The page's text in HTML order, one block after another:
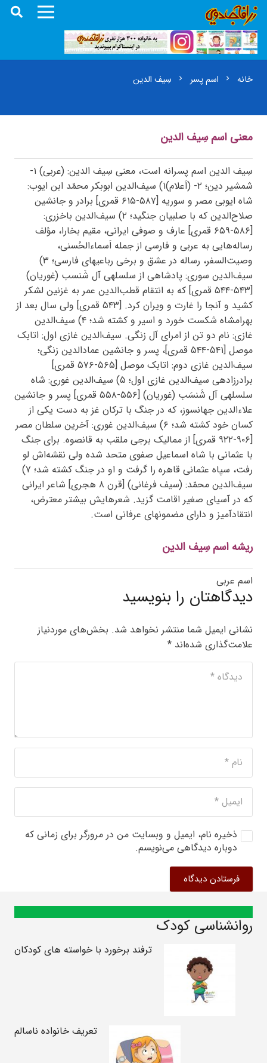
خانه chevron_right اسم پسر chevron_right سِیف الدین
معنی اسم سِیف الدین
سِیف الدین اسم پسرانه است، معنی سِیف الدین: (عربی) ۱-
شمشیر دین؛ ۲- (اَعلام)۱) سیف‌الدین ابوبکر محمّد ابن ایوب:
شاه ایوبی مصر و سوریه [۵۸۷-۶۱۵ قمری] برادر و جانشین
صلاح‌الدین که با صلبیان جنگید؛ ۲) سیف‌الدین باخزری:
[۵۸۶-۶۵۹ قمری] عارف و صوفی ایرانی، مقیم بخارا، مؤلف
رساله‌هایی به عربی و فارسی از جمله اَسماءالحُسنی،
وصیت‌السفر، رساله در عشق و برخی رباعیهای فارسی؛ ۳)
سیف‌الدین سوری: پادشاهی از سلسلهی آل شَنسب (غوریان)
[۵۴۳-۵۴۴ قمری] که به انتقام قطب‌الدین عمر به غزنین لشکر
کشید و آنجا را غارت و ویران کرد. [۵۴۳ قمری] ولی سال بعد از
بهرامشاه شکست خورد و اسیر و کشته شد؛ ۴) سیف‌الدین
غازی: نام دو تن از امرای آل زنگی. سیف‌الدین غازی اول: اتابک
موصل [۵۴۱-۵۴۴ قمری]، پسر و جانشین عمادالدین زنگی؛
سیف‌الدین غازی دوم: اتابک موصل [۵۶۵-۵۷۶ قمری]
برادرزادهی سیف‌الدین غازی اول؛ ۵) سیف‌الدین غوری: شاه
سلسلهی آل شَنسَب (غوریان) [۵۵۶-۵۵۸ قمری] پسر و جانشین
علاءالدین جهانسوز، که در جنگ با ترکان غز به دست یکی از
کسان خود کشته شد؛ ۶) سیف‌الدین غوری: آخرین سلطان مصر
[۹۰۶-۹۲۲ قمری] از ممالیک برجی ملقب به قانصوه. برای جنگ
با عثمانی با شاه اسماعیل صفوی متحد شده ولی نقشه‌اش لو
رفت، سپاه عثمانی قاهره را گرفت و او در جنگ کشته شد؛ ۷)
سیف‌الدین محمّد: (سیف فرغانی) [قرن ۸ هجری] شاعر ایرانی
که در آسیای صغیر اقامت گزید. شعرهایش بیشتر معترض،
انتقادآمیز و دارای مضمونهای عرفانی است.
ریشه اسم سِیف الدین
اسم عربی
دیدگاهتان را بنویسید
نشانی ایمیل شما منتشر نخواهد شد. بخش‌های موردنیاز
علامت‌گذاری شده‌اند *
ذخیره نام، ایمیل و وبسایت من در مرورگر برای زمانی که
دوباره دیدگاهی می‌نویسم.
فرستادن دیدگاه
روانشناسی کودک
ترفند برخورد با خواسته های کودکان
تعریف خانواده ناسالم